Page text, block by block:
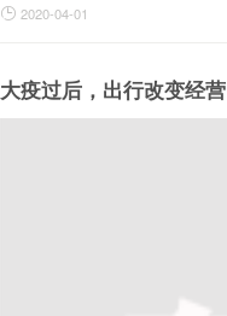
 2020-04-01
大疫过后，出行改变经营